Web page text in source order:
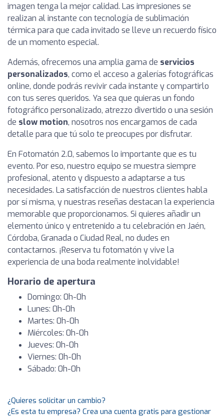
imagen tenga la mejor calidad. Las impresiones se
realizan al instante con tecnología de sublimación
térmica para que cada invitado se lleve un recuerdo físico
de un momento especial.
Además, ofrecemos una amplia gama de servicios
personalizados, como el acceso a galerías fotográficas
online, donde podrás revivir cada instante y compartirlo
con tus seres queridos. Ya sea que quieras un fondo
fotográfico personalizado, atrezzo divertido o una sesión
de slow motion, nosotros nos encargamos de cada
detalle para que tú solo te preocupes por disfrutar.
En Fotomatón 2.0, sabemos lo importante que es tu
evento. Por eso, nuestro equipo se muestra siempre
profesional, atento y dispuesto a adaptarse a tus
necesidades. La satisfacción de nuestros clientes habla
por sí misma, y nuestras reseñas destacan la experiencia
memorable que proporcionamos. Si quieres añadir un
elemento único y entretenido a tu celebración en Jaén,
Córdoba, Granada o Ciudad Real, no dudes en
contactarnos. ¡Reserva tu fotomatón y vive la
experiencia de una boda realmente inolvidable!
Horario de apertura
Domingo: 0h-0h
Lunes: 0h-0h
Martes: 0h-0h
Miércoles: 0h-0h
Jueves: 0h-0h
Viernes: 0h-0h
Sábado: 0h-0h
¿Quieres solicitar un cambio?
¿Es esta tu empresa? Crea una cuenta gratis para gestionar